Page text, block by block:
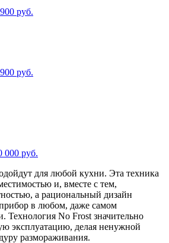
руб.
руб.
000 руб.
для любой кухни. Эта техника
и, вместе с тем,
а рациональный дизайн
прибор в любом, даже самом
No Frost значительно
эксплуатацию, делая ненужной
размораживания.